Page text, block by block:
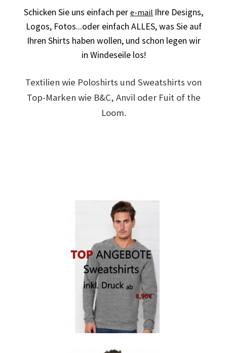
Arbeitskleidung BEDRUCKEN Leonberg / Berufsbekleidung
Arbeitskleidung bedrucken Much – Firmenlogo
Arbeitskleidung bedrucken Oldenburg – Firmenlogo
Arbeitskleidung BEDRUCKEN Sindelfingen /
Arbeitskleidung BEDRUCKEN STUTTGART /
Arbeitskleidung BEDRUCKEN WAIBLINGEN /
Arbeitskleidung bedrucken Wilhelmshaven – Firmenlogo
Schicken Sie uns einfach per e-mail Ihre Designs,
Logos, Fotos...oder einfach ALLES,was Sie auf
Ihren Shirts haben wollen, und schon legen wir
in Windeseile los!
Textilien wie Poloshirts und Sweatshirts von
Top-Marken wie B&C, Anvil oder Fuit of the
Loom.